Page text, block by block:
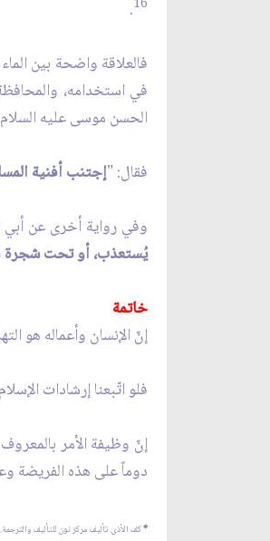
16
.
فالعلاقة واضحة بين
في استخدامه،
الحسن موسى عليه السلام
فقال: "إجتنب أفنية
وفي رواية أخرى عن أبي
يُستعذب، أو تحت شجرة
خاتمة
إنّ الإنسان وأعماله هو
فلو اتّبعنا إرشادات
إنّ وظيفة الأمر بالمعروف
دوماً على هذه الفريضة
*كف الأذى. تأليف مركز نون للتأليف والترجمة. نشر